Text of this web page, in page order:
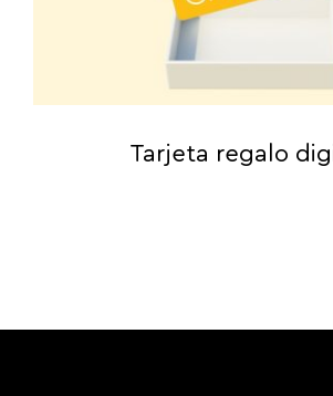
Tarjeta regalo